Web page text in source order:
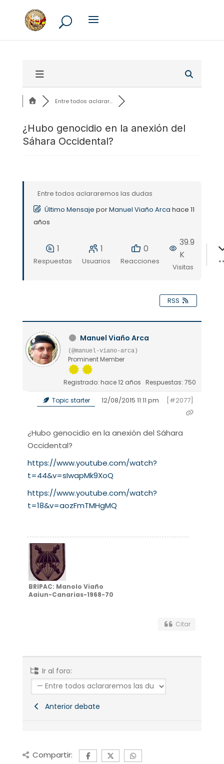
Entre todos aclarar...
¿Hubo genocidio en la anexión del
Sáhara Occidental?
Entre todos aclararemos las dudas
Último Mensaje porManuel Viaño Arca hace 11
años
1
Respuestas
1
Usuarios
0
Reacciones
39.9
K
Visitas
RSS
Manuel Viaño Arca
(@manuel-viano-arca)
Prominent Member
Registrado: hace 12 años Respuestas: 750
Topic starter 12/08/2015 11:11 pm [#2077]
¿Hubo genocidio en la anexión del Sáhara
Occidental?
https://www.youtube.com/watch?
t=44&v=sIwapMk9XoQ
https://www.youtube.com/watch?
t=18&v=aozFmTMHgMQ
BRIPAC: Manolo Viaño
Aaiun-Canarias-1968-70
Citar
Ir al foro:
Anterior debate
Compartir: